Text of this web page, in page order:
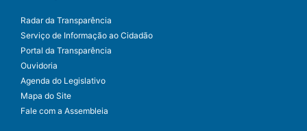
Radar da Transparência
Serviço de Informação ao Cidadão
Portal da Transparência
Ouvidoria
Agenda do Legislativo
Mapa do Site
Fale com a Assembleia